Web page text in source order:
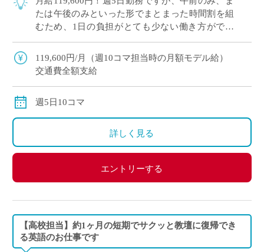
たは午後のみといった形でまとまった時間割を組
むため、1日の負担がとても少ない働き方ができ
教育理念に掲げ、生徒一人ひとりが自 […]
119,600円/月（週10コマ担当時の月額モデル給）
交通費全額支給
週5日10コマ
詳しく見る
エントリーする
【高校担当】約1ヶ月の短期でサクッと教壇に復帰でき
る英語のお仕事です